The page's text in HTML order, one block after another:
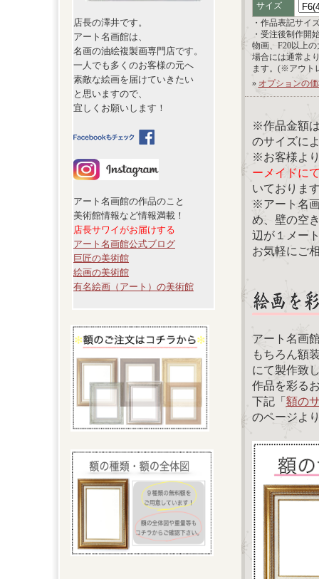
店長の澤井です。
アート名画館は、
名画の油絵複製画専門店です。
一人でも多くのお客様の元へ
素敵な絵画を届けていきたい
と思いますので、
宜しくお願いします！
アート名画館の作品のこと
美術館情報など情報満載！
店長サワイがお届けする
アート名画館公式ブログ
巨匠の美術館
絵画の美術館
有名絵画（アート）の美術館
サイズ
・作品表記サイ
・受注後制作開
物画、F20以上
場合には通常よ
ます。(※アウト
» オプションの
※作品金額
のサイズに
※お客様よ
ーメイドに
いておりま
※アート名
め、壁の空
辺が１メー
お気軽にご
アート名画
もちろん額
にて製作致
作品を彩る
下記「額の
のページよ